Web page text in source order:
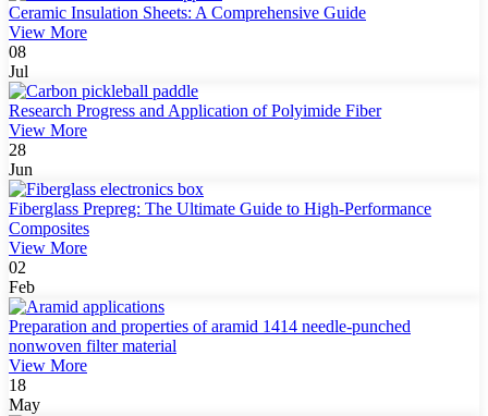
Ceramic Insulation Sheets: A Comprehensive Guide
View More
08
Jul
Research Progress and Application of Polyimide Fiber
View More
28
Jun
Fiberglass Prepreg: The Ultimate Guide to High-Performance
Composites
View More
02
Feb
Preparation and properties of aramid 1414 needle-punched
nonwoven filter material
View More
18
May